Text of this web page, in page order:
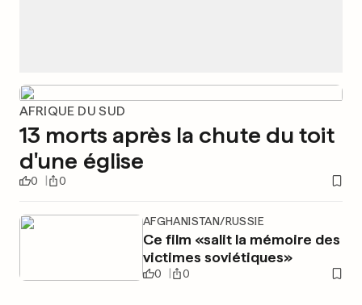
AFRIQUE DU SUD
13 morts après la chute du toit
d'une église
0 0
AFGHANISTAN/RUSSIE
Ce film «salit la mémoire des
victimes soviétiques»
0 0